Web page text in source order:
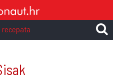
recepata